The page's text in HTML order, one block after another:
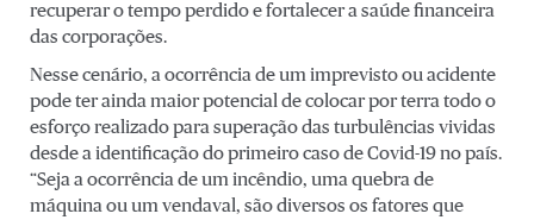
recuperar o tempo perdido e fortalecer a saúde financeira
das corporações.
Nesse cenário, a ocorrência de um imprevisto ou acidente
pode ter ainda maior potencial de colocar por terra todo o
esforço realizado para superação das turbulências vividas
desde a identificação do primeiro caso de Covid-19 no país.
“Seja a ocorrência de um incêndio, uma quebra de
máquina ou um vendaval, são diversos os fatores que